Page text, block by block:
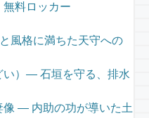
無料ロッカー
風格に満ちた天守への
い）― 石垣を守る、排水
像 — 内助の功が導いた土